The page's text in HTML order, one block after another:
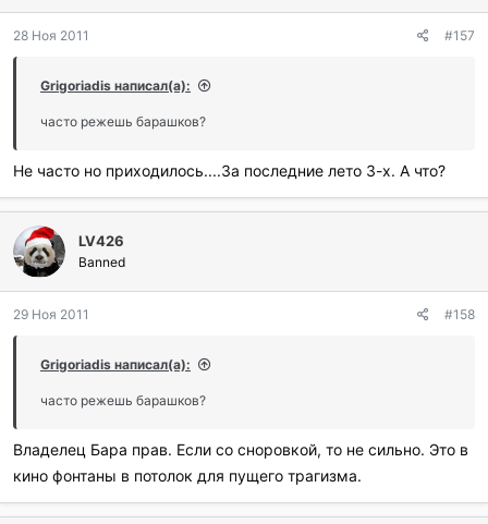
28 Ноя 2011 #157
Grigoriadis написал(а):
часто режешь барашков?
Не часто но приходилось....За последние лето 3-х. А что?
LV426
Banned
29 Ноя 2011 #158
Grigoriadis написал(а):
часто режешь барашков?
Владелец Бара прав. Если со сноровкой, то не сильно. Это в
кино фонтаны в потолок для пущего трагизма.